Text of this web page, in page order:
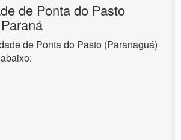
de Ponta do Pasto
de Ponta do Pasto (Paranaguá)